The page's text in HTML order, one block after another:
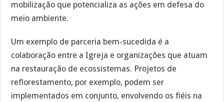
mobilização que potencializa as ações em defesa do
meio ambiente.
Um exemplo de parceria bem-sucedida é a
colaboração entre a Igreja e organizações que atuam
na restauração de ecossistemas. Projetos de
reflorestamento, por exemplo, podem ser
implementados em conjunto, envolvendo os fiéis na